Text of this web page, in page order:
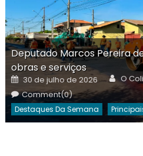
Deputado Marcos Pereira
obras e serviços
Posted
on
30 de julho de 2026
O
Comment(0)
Destaques Da Semana